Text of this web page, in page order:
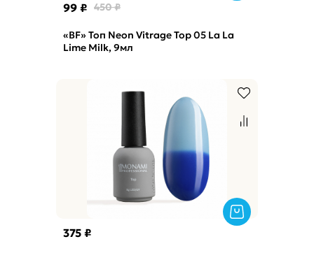
99 ₽ 450 ₽
«BF» Топ Neon Vitrage Top 05 La La
Lime Milk, 9мл
375 ₽